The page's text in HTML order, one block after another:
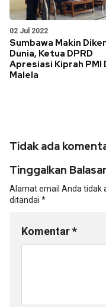
02 Jul 2022
Sumbawa Makin
Dunia, Ketua DPRD
Apresiasi Kiprah PMI
Malela
Tidak ada
Tinggalkan
Alamat email Anda tidak
ditandai *
Komentar*